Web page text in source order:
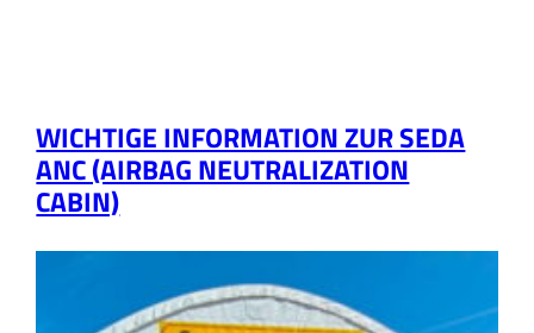
WICHTIGE INFORMATION ZUR SEDA
ANC (AIRBAG NEUTRALIZATION
CABIN)